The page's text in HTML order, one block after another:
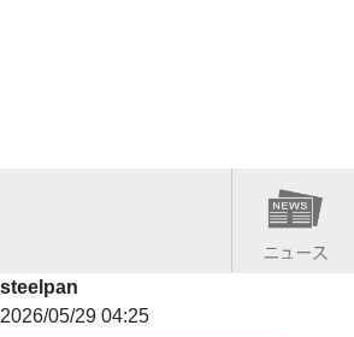
steelpan
2026/05/29 04:25